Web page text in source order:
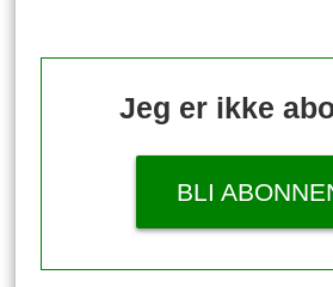
Jeg er ikke
BLI